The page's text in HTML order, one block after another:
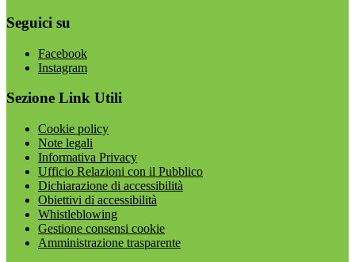
Seguici su
Facebook
Instagram
Sezione Link Utili
Cookie policy
Note legali
Informativa Privacy
Ufficio Relazioni con il Pubblico
Dichiarazione di accessibilità
Obiettivi di accessibilità
Whistleblowing
Gestione consensi cookie
Amministrazione trasparente